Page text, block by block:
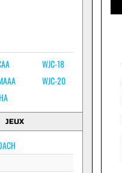
WJC-18
WJC-20
JEUX